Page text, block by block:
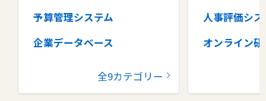
予算管理システム
企業データベース
コラボレーションツール
全9カテゴリー
人事評価シス
オンライン研
タレントマ